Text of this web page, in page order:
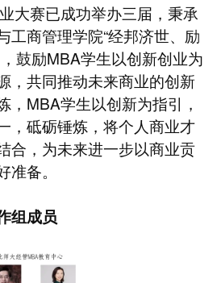
大赛已成功举办三届，秉承
工商管理学院“经邦济世、励
鼓励MBA学生以创新创业为
，共同推动未来商业的创新
，MBA学生以创新为指引，
，砥砺锤炼，将个人商业才
合，为未来进一步以商业贡
备。
组成员